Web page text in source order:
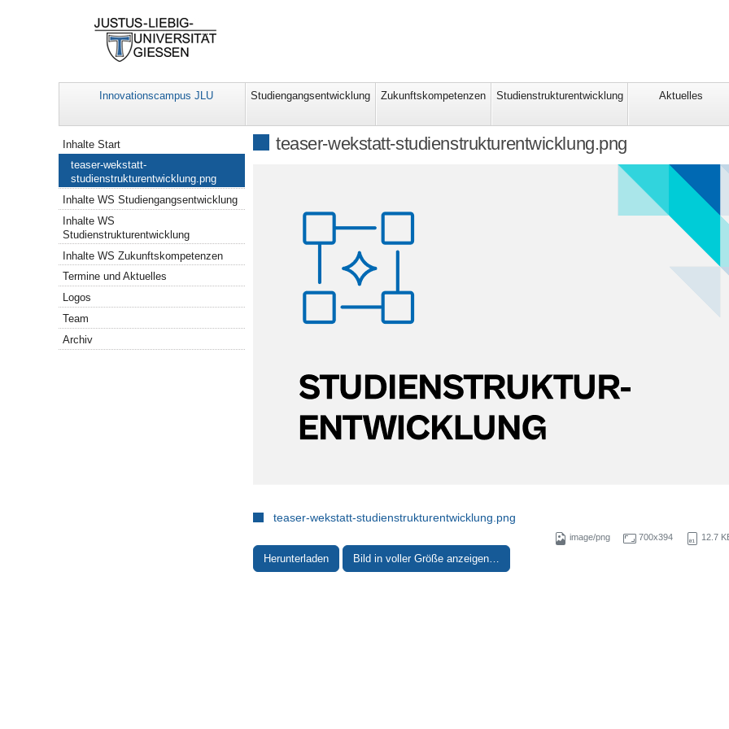
Innovationscampus JLU Studiengangsentwicklung Zukunftskompetenzen Studienstrukturentwicklung Aktuelles
teaser-wekstatt-studienstrukturentwicklung.png
teaser-wekstatt-studienstrukturentwicklung.png
image/png 700x394 12.7
Herunterladen Bild in voller Größe anzeigen…
Navigation
Inhalte Start
teaser-wekstatt-
studienstrukturentwicklung.png
Inhalte WS Studiengangsentwicklung
Inhalte WS
Studienstrukturentwicklung
Inhalte WS Zukunftskompetenzen
Termine und Aktuelles
Logos
Team
Archiv